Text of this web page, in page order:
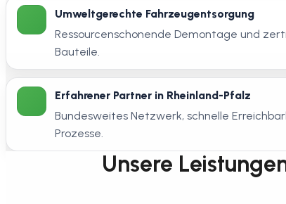
Umweltgerechte Fahrzeugentsorgung
Ressourcenschonende Demontage und
Bauteile.
Erfahrener Partner in Rheinland-Pfalz
Bundesweites Netzwerk, schnelle
Prozesse.
Unsere